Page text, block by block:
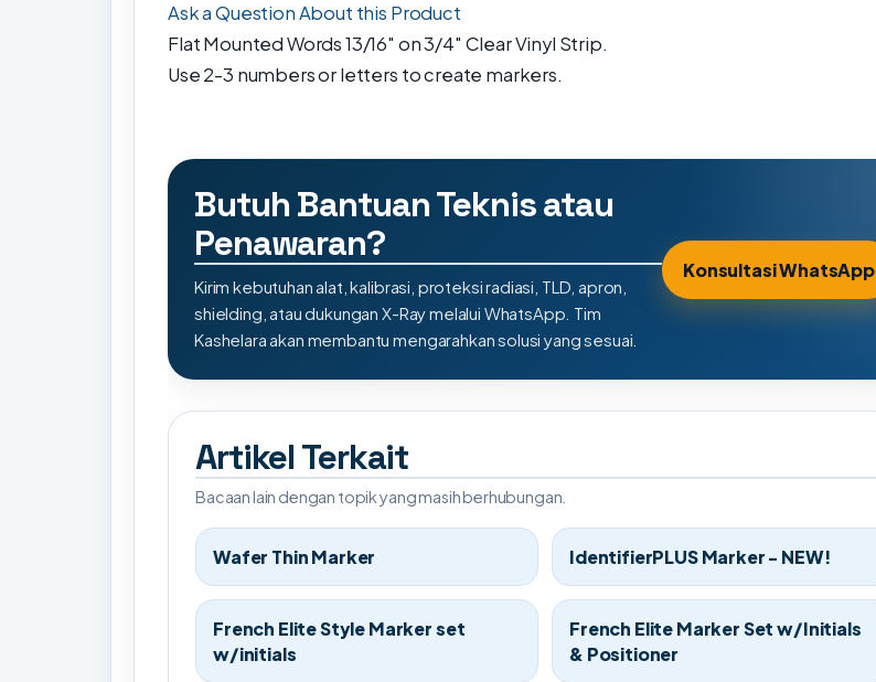
Ask a Question About this Product
Flat Mounted Words 13/16" on 3/4" Clear Vinyl Strip.
Use 2-3 numbers or letters to create markers.
Butuh Bantuan Teknis atau
Penawaran?
Kirim kebutuhan alat, kalibrasi, proteksi radiasi, TLD, apron,
shielding, atau dukungan X-Ray melalui WhatsApp. Tim
Kashelara akan membantu mengarahkan solusi yang sesuai.
Konsultasi WhatsApp
Artikel Terkait
Bacaan lain dengan topik yang masih berhubungan.
Wafer Thin Marker IdentifierPLUS Marker - NEW!
French Elite Style Marker set
w/initials
French Elite Marker Set w/Initials
& Positioner